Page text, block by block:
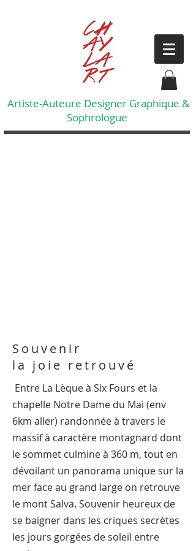
Artiste-Auteure Designer Graphique &
Sophrologue
Souvenir
la joie retrouvé
Entre La Lèque à Six Fours et la
chapelle Notre Dame du Mai (env
6km aller) randonnée à travers le
massif à caractère montagnard dont
le sommet culmine à 360 m, tout en
dévoilant un panorama unique sur la
mer face au grand large on retrouve
le mont Salva. Souvenir heureux de
se baigner dans les criques secrètes
les jours gorgées de soleil entre